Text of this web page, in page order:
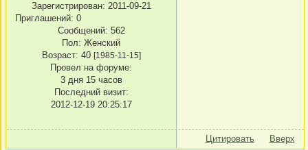
Зарегистрирован: 2011-09-21
Приглашений: 0
Сообщений: 562
Пол: Женский
Возраст: 40 [1985-11-15]
Провел на форуме:
3 дня 15 часов
Последний визит:
2012-12-19 20:25:17
Цитировать Вверх